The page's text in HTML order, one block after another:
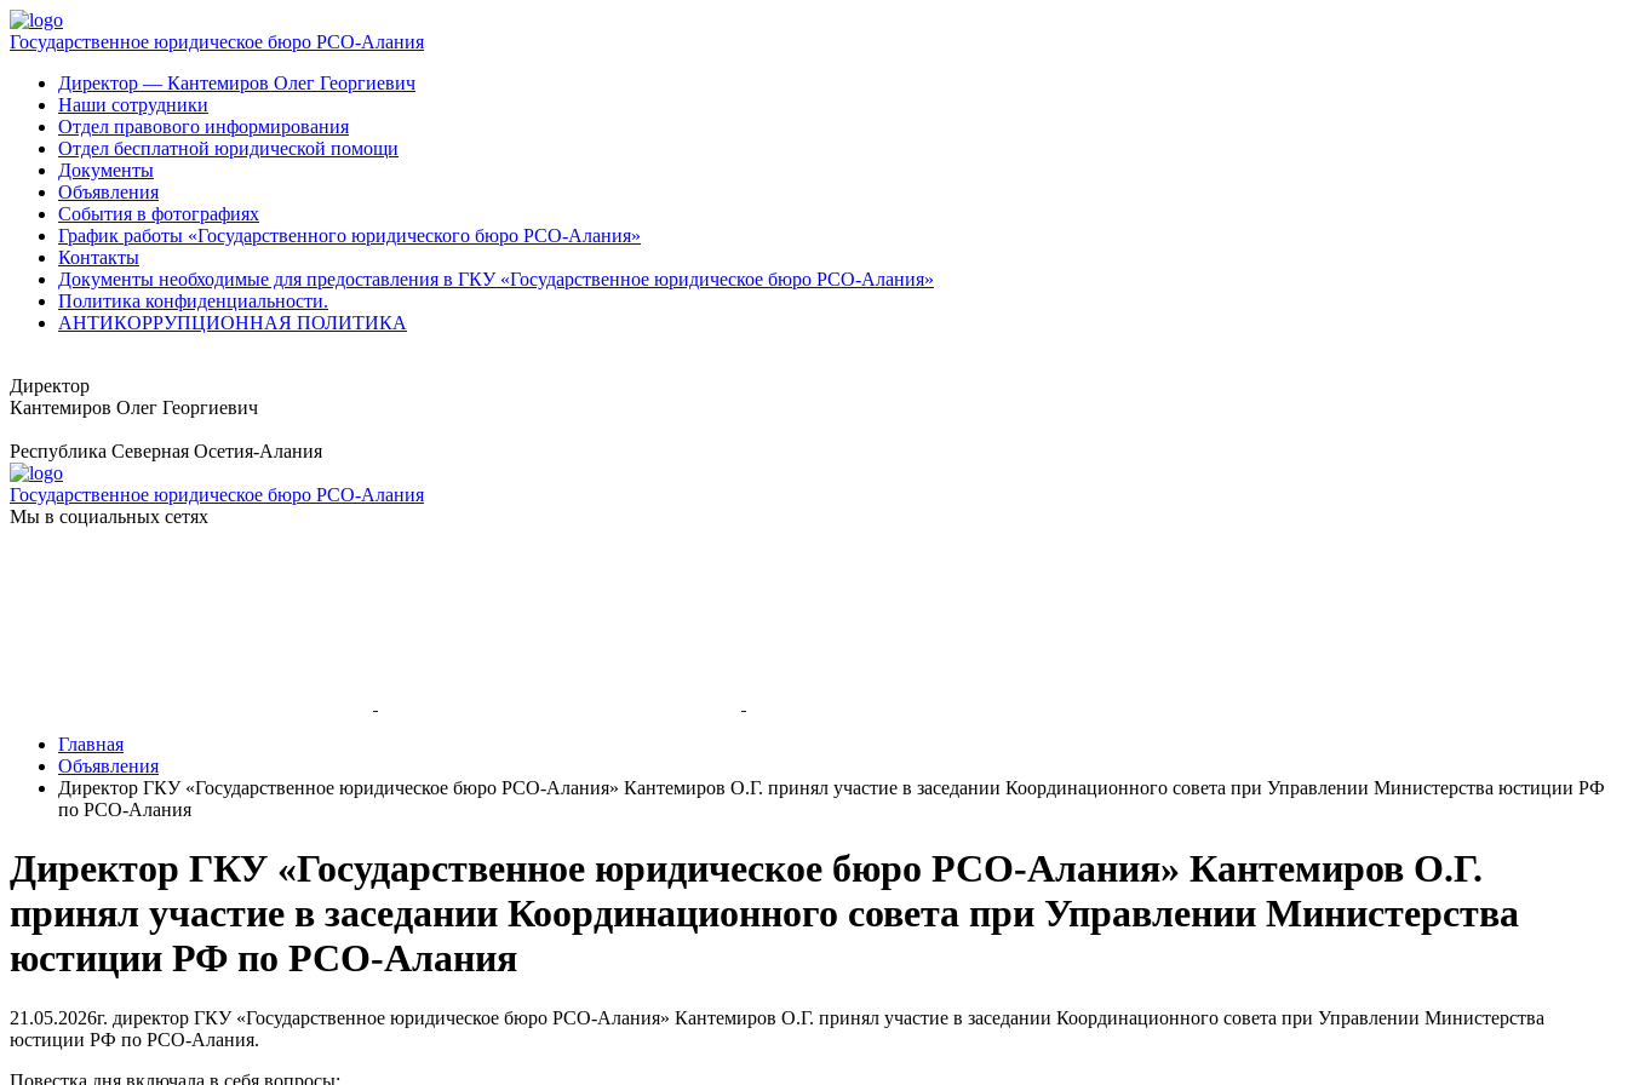
Государственное юридическое бюро РСО-Алания
Директор — Кантемиров Олег Георгиевич
Наши сотрудники
Отдел правового информирования
Отдел бесплатной юридической помощи
Документы
Объявления
События в фотографиях
График работы «Государственного юридического бюро РСО-Алания»
Контакты
Документы необходимые для предоставления в ГКУ «Государственное юридическое бюро РСО-Алания»
Политика конфиденциальности.
АНТИКОРРУПЦИОННАЯ ПОЛИТИКА
Директор
Кантемиров Олег Георгиевич
Республика Северная Осетия-Алания
Государственное юридическое бюро РСО-Алания
Мы в социальных сетях
Главная
Объявления
Директор ГКУ «Государственное юридическое бюро РСО-Алания» Кантемиров О.Г. принял участие в заседании Координационного совета при Управлении Министерства юстиции РФ
по РСО-Алания
Директор ГКУ «Государственное юридическое бюро РСО-Алания» Кантемиров О.Г.
принял участие в заседании Координационного совета при Управлении Министерства
юстиции РФ по РСО-Алания
21.05.2026г. директор ГКУ «Государственное юридическое бюро РСО-Алания» Кантемиров О.Г. принял участие в заседании Координационного совета при Управлении Министерства
юстиции РФ по РСО-Алания.
Повестка дня включала в себя вопросы: